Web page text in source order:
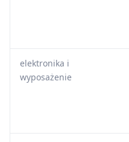
elektronika i
wyposażenie